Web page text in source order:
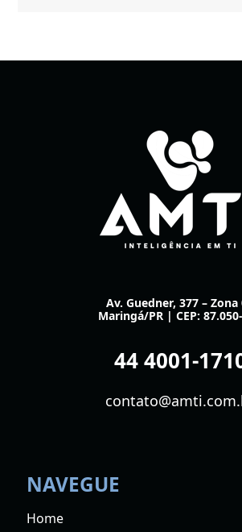
Av. Guedner, 377 – Zona
Maringá/PR | CEP:
44 4001-
NAVEGUE
Home